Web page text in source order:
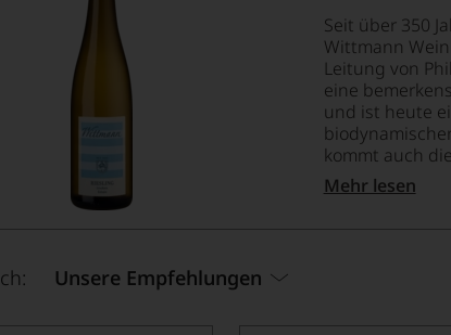
Seit über 350
Wittmann
Leitung von
eine
und ist heute
kommt auch
Mehr lesen
Unsere Empfehlungen